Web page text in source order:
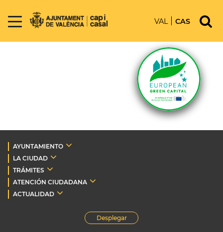
VAL CAS
AYUNTAMIENTO
LA CIUDAD
TRÁMITES
ATENCIÓN CIUDADANA
ACTUALIDAD
Desplegar